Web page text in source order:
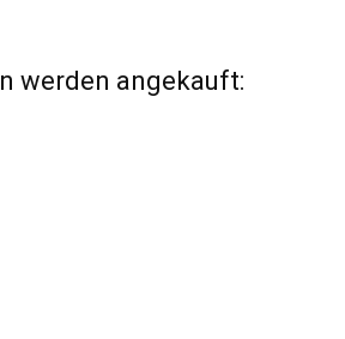
werden angekauft: